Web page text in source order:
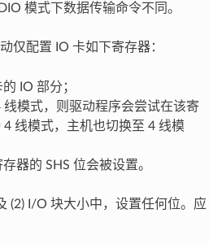
模式下数据传输命令不同。
仅配置 IO 卡如下寄存器：
IO 部分；
模式，则驱动程序会尝试在该寄
线模式，主机也切换至 4 线模
器的 SHS 位会被设置。
(2) I/O 块大小中，设置任何位。应